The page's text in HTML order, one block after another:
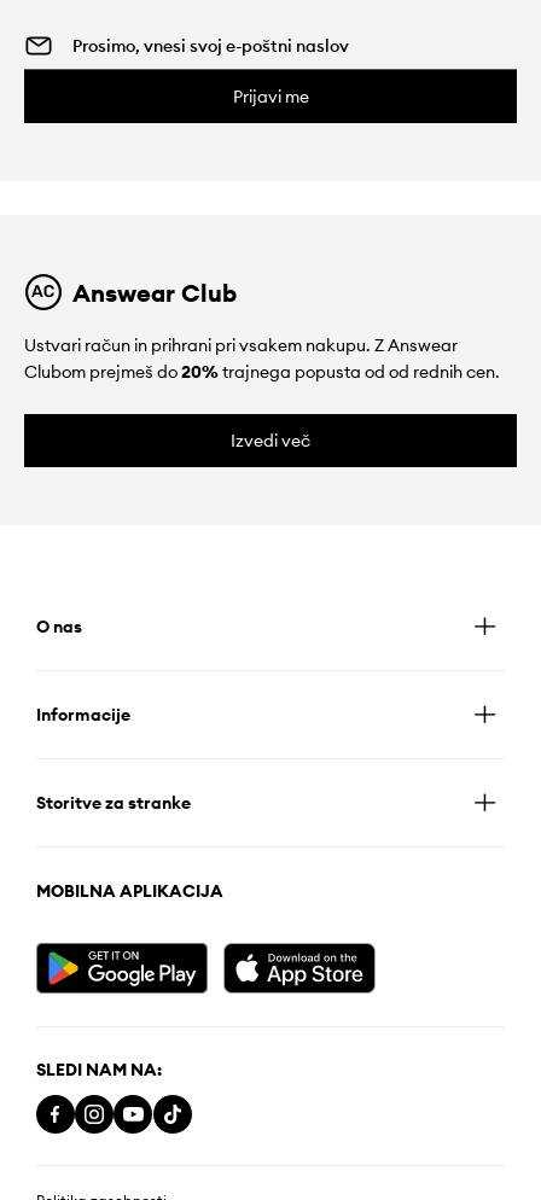
Prijavi me
Answear Club
Ustvari račun in prihrani pri vsakem nakupu. Z Answear
Clubom prejmeš do20%trajnega popusta od od rednih cen.
Izvedi več
O nas
Informacije
Storitve za stranke
MOBILNA APLIKACIJA
SLEDI NAM NA: